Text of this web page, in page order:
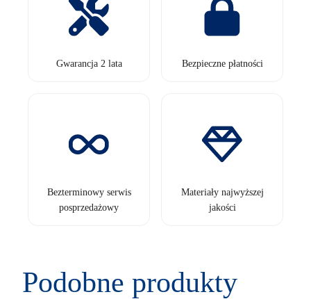
Gwarancja 2 lata Bezpieczne płatności
Bezterminowy serwis
posprzedażowy
Materiały najwyższej
jakości
Podobne produkty